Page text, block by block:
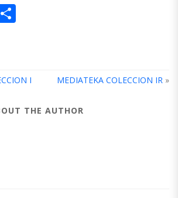
I MEDIATEKA COLECCION IR »
THE AUTHOR